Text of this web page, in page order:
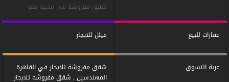
شقق مفروشة في مدينه نصر
عقارات للبيع فيلل للايجار
عربة التسوق
شقق مفروشة للايجار في القاهرة
المهندسين , شقق مفروشة للايجار